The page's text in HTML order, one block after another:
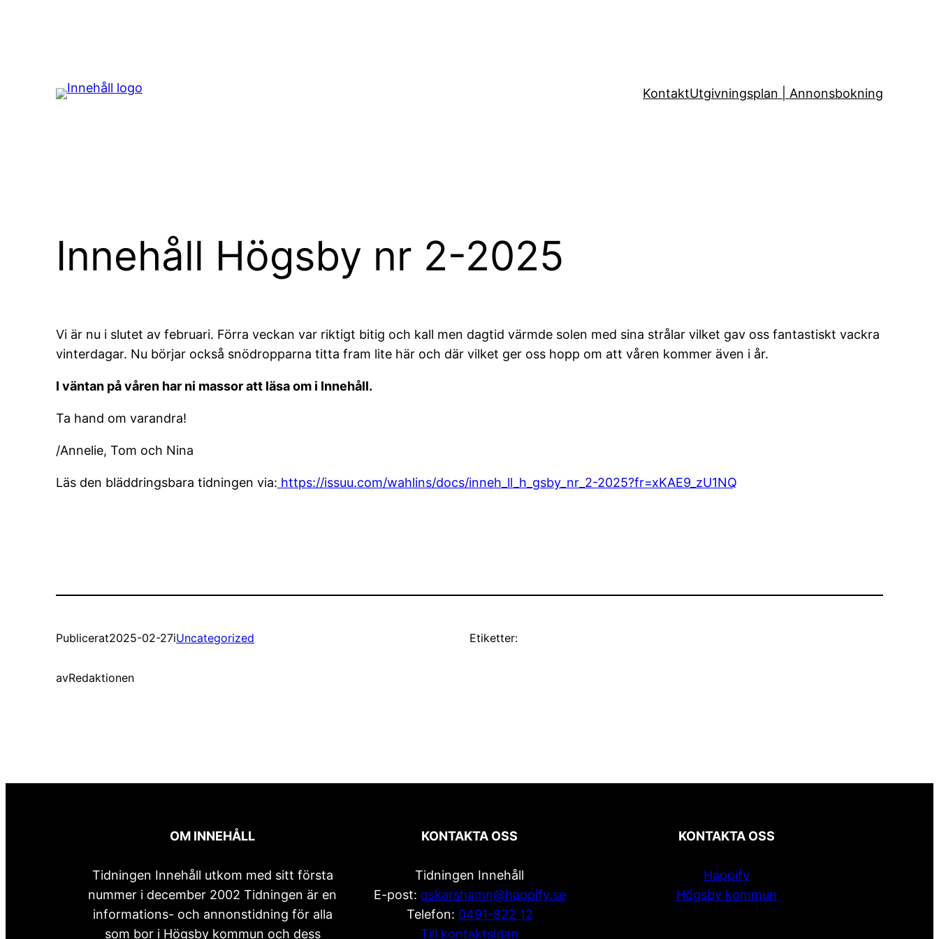
KontaktUtgivningsplan | Annonsbokning
Innehåll Högsby nr 2-2025
Vi är nu i slutet av februari. Förra veckan var riktigt bitig och kall men dagtid värmde solen med sina strålar vilket gav oss fantastiskt vackra
vinterdagar. Nu börjar också snödropparna titta fram lite här och där vilket ger oss hopp om att våren kommer även i år.
I väntan på våren har ni massor att läsa om i Innehåll.
Ta hand om varandra!
/Annelie, Tom och Nina
Läs den bläddringsbara tidningen via: https://issuu.com/wahlins/docs/inneh_ll_h_gsby_nr_2-2025?fr=xKAE9_zU1NQ
Publicerat2025-02-27iUncategorized
avRedaktionen
Etiketter:
OM INNEHÅLL
Tidningen Innehåll utkom med sitt första
nummer i december 2002 Tidningen är en
informations- och annonstidning för alla
som bor i Högsby kommun och dess
KONTAKTA OSS
Tidningen Innehåll
E-post: oskarshamn@happify.se
Telefon: 0491-822 12
Till kontaktsidan
KONTAKTA OSS
Happify
Högsby kommun